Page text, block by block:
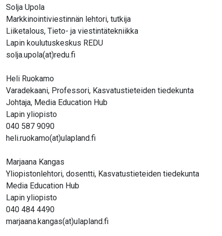
Solja Upola
Markkinointiviestinnän lehtori, tutkija
Liiketalous, Tieto- ja viestintätekniikka
Lapin koulutuskeskus REDU
solja.upola(at)redu.fi
Heli Ruokamo
Varadekaani, Professori, Kasvatustieteiden tiedekunta
Johtaja, Media Education Hub
Lapin yliopisto
040 587 9090
heli.ruokamo(at)ulapland.fi
Marjaana Kangas
Yliopistonlehtori, dosentti, Kasvatustieteiden tiedekunta
Media Education Hub
Lapin yliopisto
040 484 4490
marjaana.kangas(at)ulapland.fi